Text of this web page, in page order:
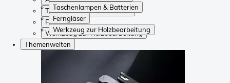
Taschenlampen & Batterien
Ferngläser
Werkzeug zur Holzbearbeitung
Taschenlampen & Batterien
Ferngläser
Werkzeug zur Holzbearbeitung
Themenwelten